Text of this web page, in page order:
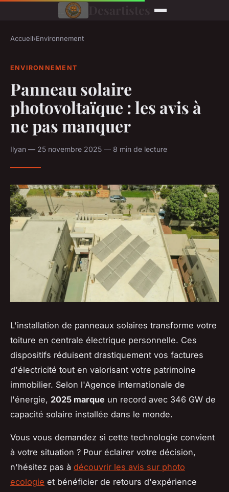
Accueil›Environnement
ENVIRONNEMENT
Panneau solaire
photovoltaïque : les avis à
ne pas manquer
Ilyan — 25 novembre 2025 — 8 min de lecture
L'installation de panneaux solaires transforme votre
toiture en centrale électrique personnelle. Ces
dispositifs réduisent drastiquement vos factures
d'électricité tout en valorisant votre patrimoine
immobilier. Selon l'Agence internationale de
l'énergie, 2025 marque un record avec 346 GW de
capacité solaire installée dans le monde.
Vous vous demandez si cette technologie convient
à votre situation ? Pour éclairer votre décision,
n'hésitez pas à découvrir les avis sur photo
ecologie et bénéficier de retours d'expérience